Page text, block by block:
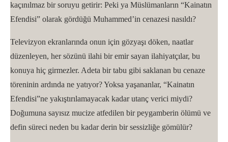
kaçınılmaz bir soruyu getirir: Peki ya Müslümanların “Kainatın
Efendisi” olarak gördüğü Muhammed’in cenazesi nasıldı?
Televizyon ekranlarında onun için gözyaşı döken, naatlar
düzenleyen, her sözünü ilahi bir emir sayan ilahiyatçılar, bu
konuya hiç girmezler. Adeta bir tabu gibi saklanan bu cenaze
töreninin ardında ne yatıyor? Yoksa yaşananlar, “Kainatın
Efendisi”ne yakıştırılamayacak kadar utanç verici miydi?
Doğumuna sayısız mucize atfedilen bir peygamberin ölümü ve
defin süreci neden bu kadar derin bir sessizliğe gömülür?